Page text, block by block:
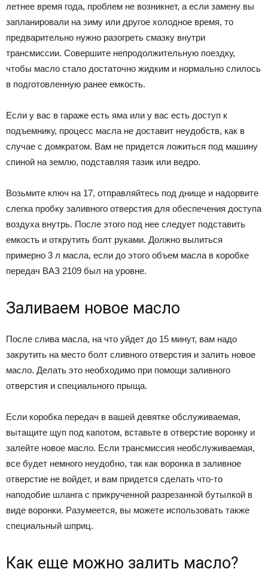
летнее время года, проблем не возникнет, а если замену вы
запланировали на зиму или другое холодное время, то
предварительно нужно разогреть смазку внутри
трансмиссии. Совершите непродолжительную поездку,
чтобы масло стало достаточно жидким и нормально слилось
в подготовленную ранее емкость.
Если у вас в гараже есть яма или у вас есть доступ к
подъемнику, процесс масла не доставит неудобств, как в
случае с домкратом. Вам не придется ложиться под машину
спиной на землю, подставляя тазик или ведро.
Возьмите ключ на 17, отправляйтесь под днище и надорвите
слегка пробку заливного отверстия для обеспечения доступа
воздуха внутрь. После этого под нее следует подставить
емкость и открутить болт руками. Должно вылиться
примерно 3 л масла, если до этого объем масла в коробке
передач ВАЗ 2109 был на уровне.
Заливаем новое масло
После слива масла, на что уйдет до 15 минут, вам надо
закрутить на место болт сливного отверстия и залить новое
масло. Делать это необходимо при помощи заливного
отверстия и специального прыща.
Если коробка передач в вашей девятке обслуживаемая,
вытащите щуп под капотом, вставьте в отверстие воронку и
залейте новое масло. Если трансмиссия необслуживаемая,
все будет немного неудобно, так как воронка в заливное
отверстие не войдет, и вам придется сделать что-то
наподобие шланга с прикрученной разрезанной бутылкой в
виде воронки. Разумеется, вы можете использовать также
специальный шприц.
Как еще можно залить масло?